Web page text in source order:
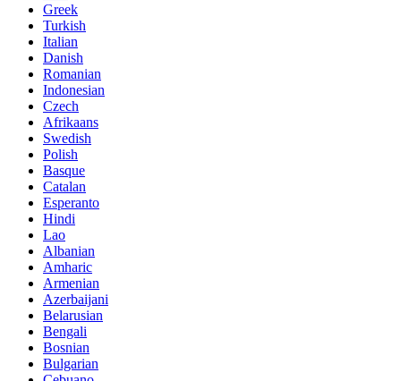
Greek
Turkish
Italian
Danish
Romanian
Indonesian
Czech
Afrikaans
Swedish
Polish
Basque
Catalan
Esperanto
Hindi
Lao
Albanian
Amharic
Armenian
Azerbaijani
Belarusian
Bengali
Bosnian
Bulgarian